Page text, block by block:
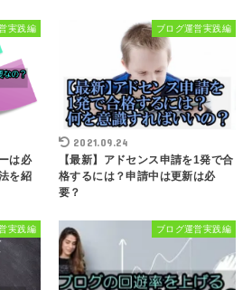
実践編
は必
を紹
ブログ運営実践編
2021.09.24
【最新】アドセンス申請を1発で合
格するには？申請中は更新は必
要？
実践編 ブログ運営実践編